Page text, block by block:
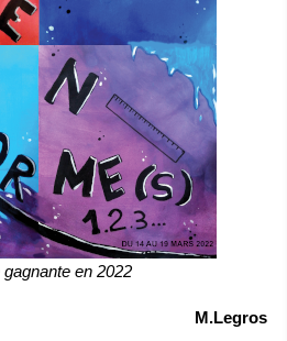
en 2022
M.Legros